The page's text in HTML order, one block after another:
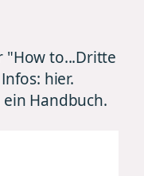
to...Dritte
hier.
Handbuch.